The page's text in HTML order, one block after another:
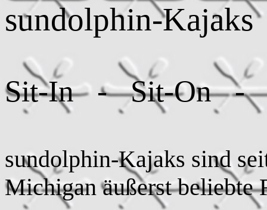
sundolphin-
Sit-In - Sit-On -
sundolphin-Kajaks sind
Michigan äußerst beliebte